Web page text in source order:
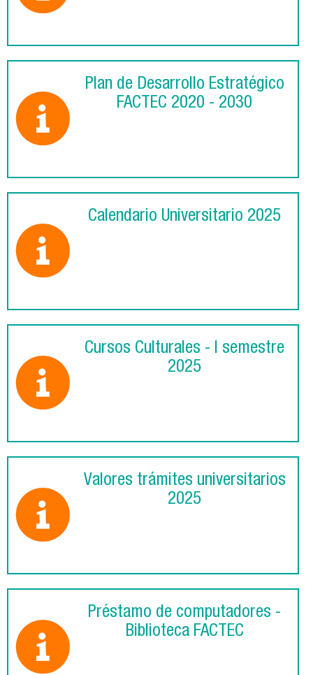
Plan de Desarrollo Estratégico
FACTEC 2020 - 2030
Calendario Universitario 2025
Cursos Culturales - I semestre
2025
Valores trámites universitarios
2025
Préstamo de computadores -
Biblioteca FACTEC